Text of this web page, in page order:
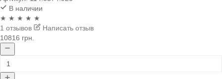
В наличии
★ ★ ★ ★ ★
1 отзывов
Написать отзыв
10816 грн.